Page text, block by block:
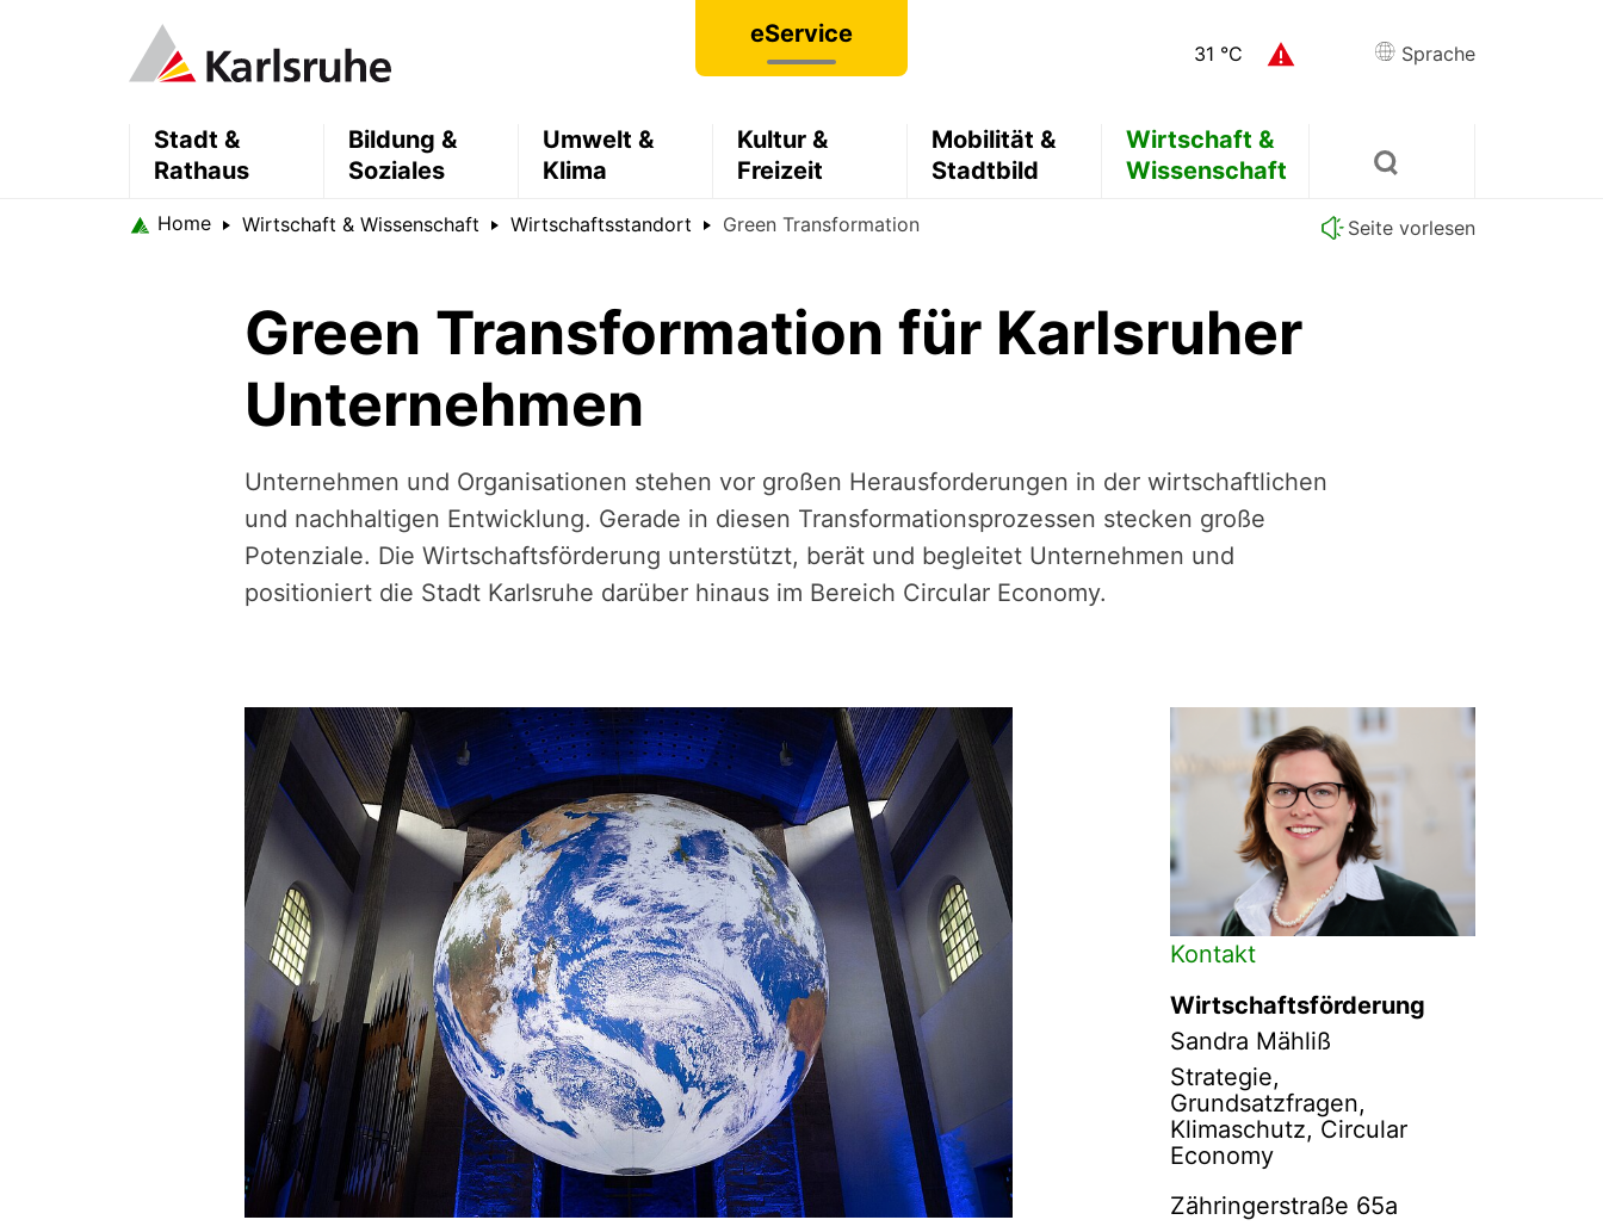
eService
31 °C Sprache
Stadt &
Rathaus
Bildung &
Soziales
Umwelt &
Klima
Kultur &
Freizeit
Mobilität &
Stadtbild
Wirtschaft &
Wissenschaft
Seite vorlesen
Home Wirtschaft & Wissenschaft Wirtschaftsstandort Green Transformation
Green Transformation für Karlsruher
Unternehmen
Unternehmen und Organisationen stehen vor großen Herausforderungen in der wirtschaftlichen
und nachhaltigen Entwicklung. Gerade in diesen Transformationsprozessen stecken große
Potenziale. Die Wirtschaftsförderung unterstützt, berät und begleitet Unternehmen und
positioniert die Stadt Karlsruhe darüber hinaus im Bereich Circular Economy.
Kontakt
Wirtschaftsförderung
Sandra Mähliß
Strategie,
Grundsatzfragen,
Klimaschutz, Circular
Economy
Zähringerstraße 65a